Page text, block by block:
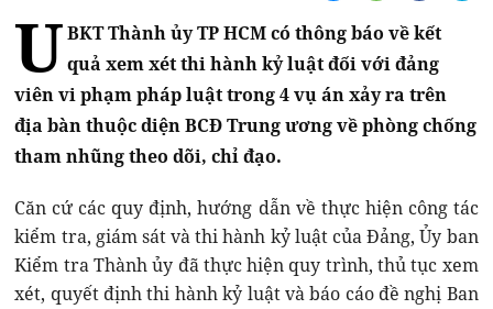
U BKT Thành ủy TP HCM có thông báo về kết
quả xem xét thi hành kỷ luật đối với đảng
viên vi phạm pháp luật trong 4 vụ án xảy ra trên
địa bàn thuộc diện BCĐ Trung ương về phòng chống
tham nhũng theo dõi, chỉ đạo.
Căn cứ các quy định, hướng dẫn về thực hiện công tác
kiểm tra, giám sát và thi hành kỷ luật của Đảng, Ủy ban
Kiểm tra Thành ủy đã thực hiện quy trình, thủ tục xem
xét, quyết định thi hành kỷ luật và báo cáo đề nghị Ban